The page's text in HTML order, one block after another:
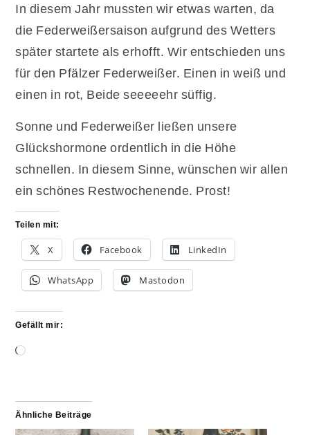
In diesem Jahr mussten wir etwas warten, da
die Federweißersaison aufgrund des Wetters
später startete als erhofft. Wir entschieden uns
für den Pfälzer Federweißer. Einen in weiß und
einen in rot, Beide seeeeehr süffig.
Sonne und Federweißer ließen unsere
Glückshormone ordentlich in die Höhe
schnellen. In diesem Sinne, wünschen wir allen
ein schönes Restwochenende. Prost!
Teilen mit:
X Facebook LinkedIn
WhatsApp Mastodon
Gefällt mir:
Wird
Ähnliche Beiträge